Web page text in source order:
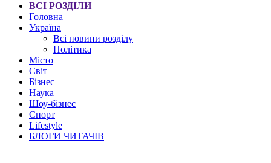
ВСІ РОЗДІЛИ
Головна
Україна
Всі новини розділу
Політика
Місто
Світ
Бізнес
Наука
Шоу-бізнес
Спорт
Lifestyle
БЛОГИ ЧИТАЧІВ